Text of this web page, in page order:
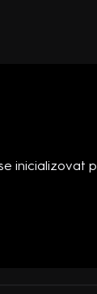
inicializovat